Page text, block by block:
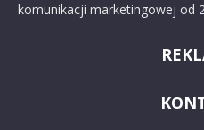
komunikacji marketingowej od